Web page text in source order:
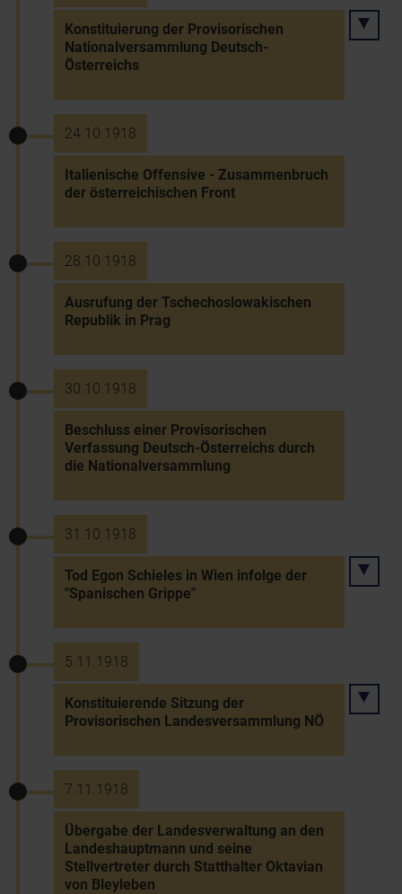
Konstituierung der Provisorischen
Nationalversammlung Deutsch-
Österreichs
24.10.1918
Italienische Offensive - Zusammenbruch
der österreichischen Front
28.10.1918
Ausrufung der Tschechoslowakischen
Republik in Prag
30.10.1918
Beschluss einer Provisorischen
Verfassung Deutsch-Österreichs durch
die Nationalversammlung
31.10.1918
Tod Egon Schieles in Wien infolge der
"Spanischen Grippe"
5.11.1918
Konstituierende Sitzung der
Provisorischen Landesversammlung NÖ
7.11.1918
Übergabe der Landesverwaltung an den
Landeshauptmann und seine
Stellvertreter durch Statthalter Oktavian
von Bleyleben